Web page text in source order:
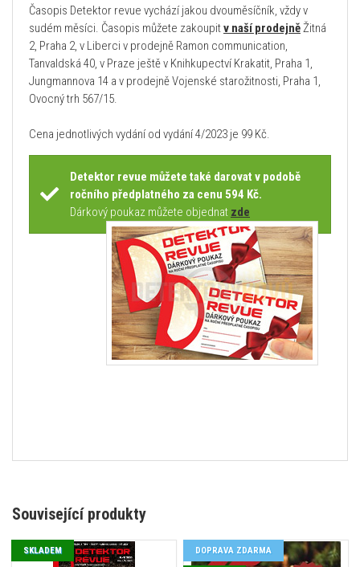
Časopis Detektor revue vychází jakou dvouměsíčník, vždy v
sudém měsíci. Časopis můžete zakoupitv naší prodejněŽitná
2, Praha 2, v Liberci v prodejně Ramon communication,
Tanvaldská 40, v Praze ještě v Knihkupectví Krakatit, Praha 1,
Jungmannova 14 a v prodejně Vojenské starožitnosti, Praha 1,
Ovocný trh 567/15.
Cena jednotlivých vydání od vydání 4/2023 je 99 Kč.
Detektor revue můžete také darovat v podobě
ročního předplatného za cenu 594 Kč.
Dárkový poukaz můžete objednat zde
Související produkty
SKLADEM DOPRAVA ZDARMA